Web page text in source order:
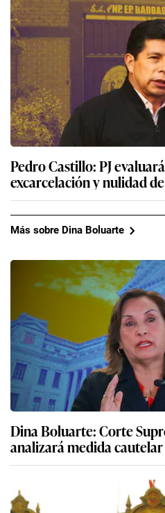
Pedro Castillo: PJ
excarcelación y
Más sobre Dina Boluarte
Dina Boluarte: Corte
analizará medida